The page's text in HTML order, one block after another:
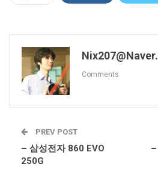
Comments
PREV POST
– 삼성전자 860 EVO
250G